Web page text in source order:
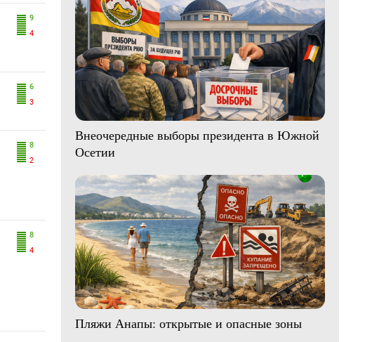
9
4
6
3
8
2
8
4
Внеочередные выборы президента в Южной
Осетии
Пляжи Анапы: открытые и опасные зоны